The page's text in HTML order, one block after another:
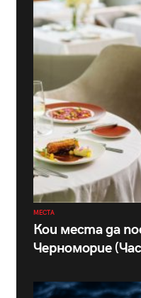
МЕСТА
Кои места да
Черноморие